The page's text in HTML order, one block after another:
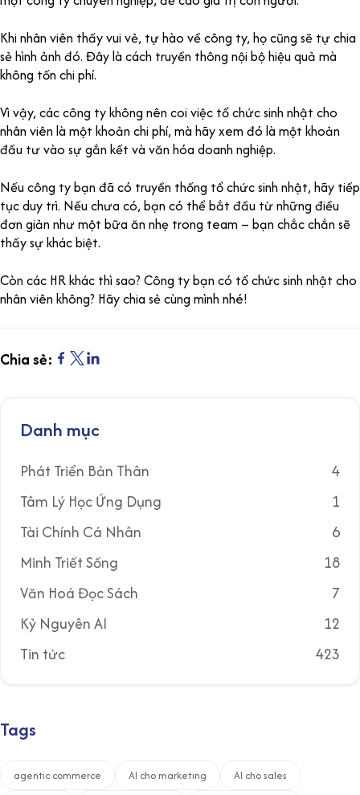
Khi nhân viên thấy vui vẻ, tự hào về công ty, họ cũng sẽ tự chia
sẻ hình ảnh đó. Đây là cách truyền thông nội bộ hiệu quả mà
không tốn chi phí.
Vì vậy, các công ty không nên coi việc tổ chức sinh nhật cho
nhân viên là một khoản chi phí, mà hãy xem đó là một khoản
đầu tư vào sự gắn kết và văn hóa doanh nghiệp.
Nếu công ty bạn đã có truyền thống tổ chức sinh nhật, hãy tiếp
tục duy trì. Nếu chưa có, bạn có thể bắt đầu từ những điều
đơn giản như một bữa ăn nhẹ trong team – bạn chắc chắn sẽ
thấy sự khác biệt.
Còn các HR khác thì sao? Công ty bạn có tổ chức sinh nhật cho
nhân viên không? Hãy chia sẻ cùng mình nhé!
Chia sẻ:
Danh mục
Phát Triển Bản Thân
4
Tâm Lý Học Ứng Dụng
1
Tài Chính Cá Nhân
6
Minh Triết Sống
18
Văn Hoá Đọc Sách
7
Kỷ Nguyên AI
12
Tin tức
423
Tags
agentic commerce AI cho marketing
AI cho sales